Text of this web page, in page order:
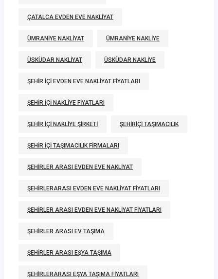
ÇATALCA EVDEN EVE NAKLIYAT
ÜMRANIYE NAKLIYAT ÜMRANIYE NAKLIYE
ÜSKÜDAR NAKLIYAT ÜSKÜDAR NAKLIYE
ŞEHIR IÇI EVDEN EVE NAKLIYAT FIYATLARI
ŞEHIR IÇI NAKLIYE FIYATLARI
ŞEHIR IÇI NAKLIYE ŞIRKETI ŞEHIRIÇI TAŞIMACILIK
ŞEHIR IÇI TAŞIMACILIK FIRMALARI
ŞEHIRLER ARASI EVDEN EVE NAKLIYAT
ŞEHIRLERARASI EVDEN EVE NAKLIYAT FIYATLARI
ŞEHIRLER ARASI EVDEN EVE NAKLIYAT FIYATLARI
ŞEHIRLER ARASI EV TAŞIMA
ŞEHIRLER ARASI EŞYA TAŞIMA
ŞEHIRLERARASI EŞYA TAŞIMA FIYATLARI